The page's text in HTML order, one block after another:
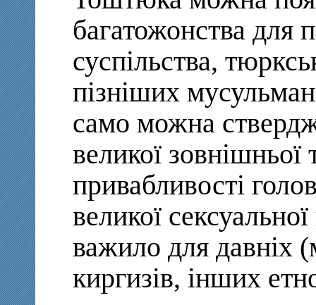
багатожонства для
суспільства,
пізніших
само можна
великої зовнішньої
привабливості
великої
важило для давніх
киргизів, інших